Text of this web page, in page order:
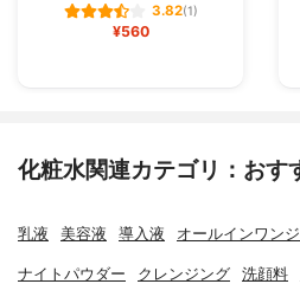
3.82(1)
¥560
化粧水関連カテゴリ：おす
乳液 美容液 導入液 オールインワン
ナイトパウダー クレンジング 洗顔料